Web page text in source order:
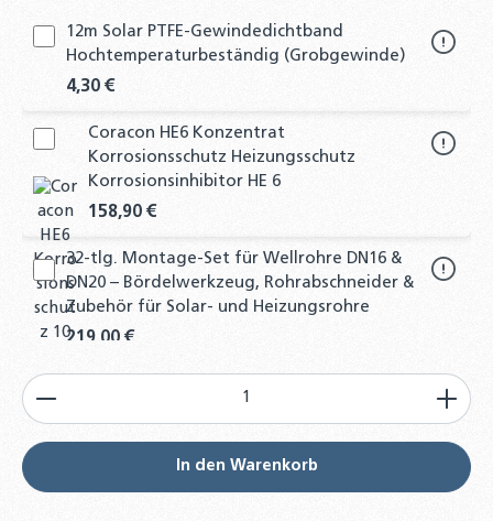
12m Solar PTFE-Gewindedichtband
Hochtemperaturbeständig (Grobgewinde)
4,30 €
Coracon HE6 Konzentrat
Korrosionsschutz Heizungsschutz
Korrosionsinhibitor HE 6
158,90 €
32-tlg. Montage-Set für Wellrohre DN16 &
DN20 – Bördelwerkzeug, Rohrabschneider &
Zubehör für Solar- und Heizungsrohre
219,00 €
korrosionsbeständig für sichere
Produkt Anzahl: Gib den gewünschten Wert ein
In den Warenkorb